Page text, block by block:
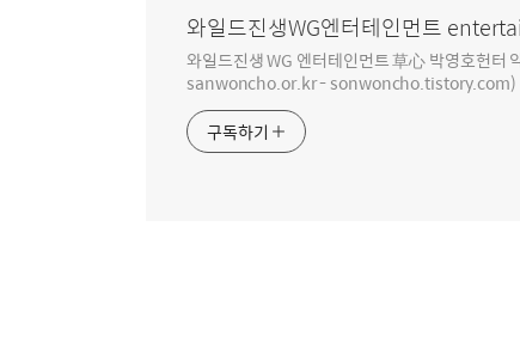
와일드진생WG엔터테인먼트
와일드진생 WG 엔터테인먼트 草心 박영호헌
sanwoncho.or.kr - sonwoncho.tistory.com)
구독하기